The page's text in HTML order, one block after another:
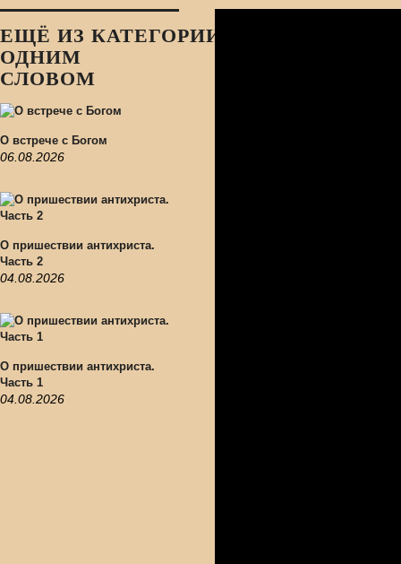
ЕЩЁ ИЗ КАТЕГОРИИ:
ОДНИМ
СЛОВОМ
О встрече с Богом
06.08.2026
О пришествии антихриста.
Часть 2
04.08.2026
О пришествии антихриста.
Часть 1
04.08.2026